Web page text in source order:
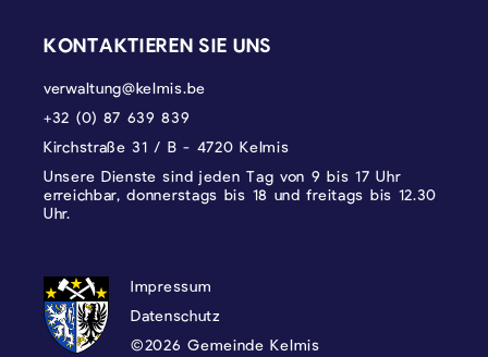
KONTAKTIEREN SIE UNS
verwaltung@kelmis.be
+32 (0) 87 639 839
Kirchstraße 31 / B - 4720 Kelmis
Unsere Dienste sind jeden Tag von 9 bis 17 Uhr
erreichbar, donnerstags bis 18 und freitags bis 12.30
Uhr.
DATENSCHUTZ, IMPRESSUM UND
Impressum
Datenschutz
©2026 Gemeinde Kelmis